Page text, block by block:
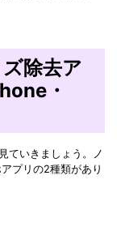
除去ア
・
ていきましょう。ノ
プリの2種類があり